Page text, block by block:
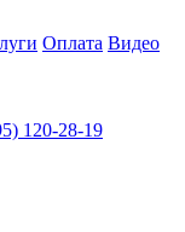
Оплата Видео
120-28-19